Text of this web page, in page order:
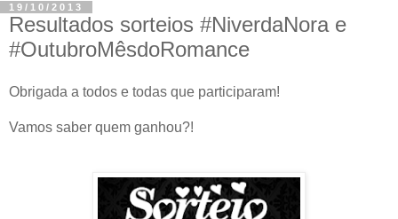
19/10/2013
Resultados sorteios #NiverdaNora e
#OutubroMêsdoRomance
Obrigada a todos e todas que participaram!
Vamos saber quem ganhou?!